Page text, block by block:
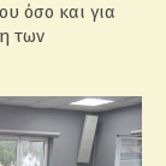
όσο και για
των